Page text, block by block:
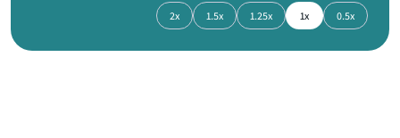
0.5x
1x
1.25x
1.5x
2x